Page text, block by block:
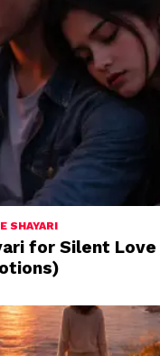
SHAYARI
for Silent